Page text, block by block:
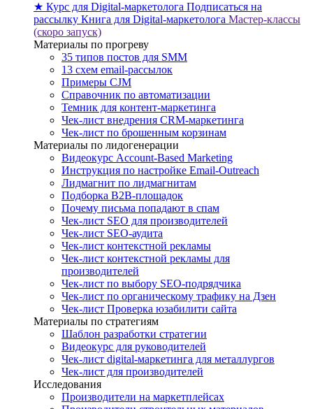
★ Курс для Digital-маркетолога Подписаться на
рассылку Книга для Digital-маркетолога Мастер-классы
(скоро запуск)
Материалы по прогреву
35 типов постов для SMM
13 схем email-рассылок
Примеры CJM
Справочник по автоматизации
Темник для контент-маркетинга
Чек-лист внедрения CRM-маркетинга
Чек-лист по брошенным корзинам
Материалы по лидогенерации
Видеокурс Account-Based Marketing
Инструкция по настройке Email-Outreach
Лидмагнит по лидмагнитам
Подборка B2B-площадок
Почему письма попадают в спам
Чек-лист SEO для производителей
Чек-лист SEO-аудита
Чек-лист контекстной рекламы
Чек-лист контекстной рекламы для
производителей
Чек-лист по выбору SEO-подрядчика
Чек-лист по органическому трафику на Дзен
Чек-лист Проверка юзабилити сайта
Материалы по стратегиям
Шаблон разработки стратегии
Видеокурс для руководителей
Чек-лист digital-маркетинга для металлургов
Чек-лист для производителей
Исследования
Производители на маркетплейсах